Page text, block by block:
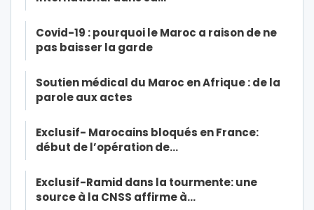
Covid-19 : pourquoi le Maroc a raison de ne
pas baisser la garde
Soutien médical du Maroc en Afrique : de la
parole aux actes
Exclusif- Marocains bloqués en France:
début de l’opération de…
Exclusif-Ramid dans la tourmente: une
source à la CNSS affirme à…